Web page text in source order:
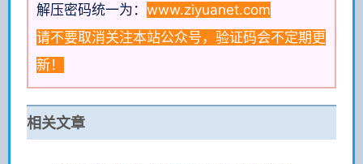
解压密码统一为： www.ziyuanet.com
请不要取消关注本站公众号，验证码会不定期更
新！
相关文章